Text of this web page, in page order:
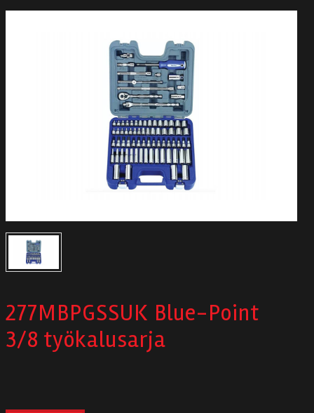
Videot
Autodata
Yritys
Autofrontal
277MBPGSSUK Blue-Point
3/8 työkalusarja